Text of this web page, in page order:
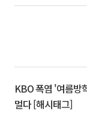
KBO 폭염 '여름방
멀다 [해시태그]